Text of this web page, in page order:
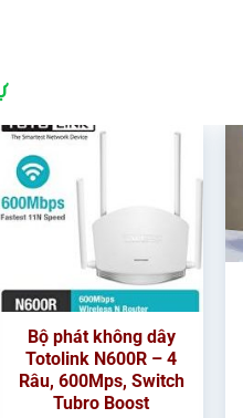
Bộ phát không dây
Totolink N600R – 4
Râu, 600Mps, Switch
Tubro Boost